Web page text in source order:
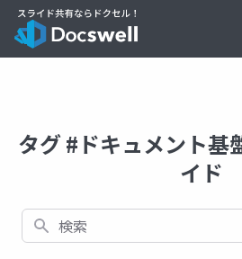
タグ #ドキュメント基
イド
検索